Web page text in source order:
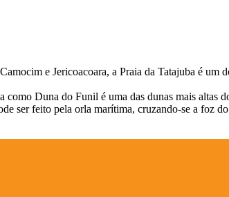
e Jericoacoara, a Praia da Tatajuba é
Duna do Funil é uma das dunas mais altas
ser feito pela orla marítima, cruzando-se a foz